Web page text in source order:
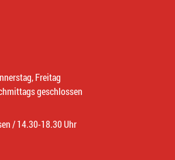
Freitag
geschlossen
/ 14.30-18.30 Uhr